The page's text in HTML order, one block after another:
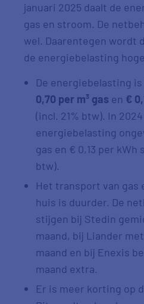
januari 2025 daalt de
gas en stroom. De
wel. Daarentegen wordt
de energiebelasting
De energiebelasting
0,70 per m³ gas en €
(incl. 21% btw). In
energiebelasting
gas en € 0,13 per kWh
btw).
Het transport van
huis is duurder. De
stijgen bij Stedin
maand, bij Liander
maand en bij Enexis
maand extra.
Er is meer korting op